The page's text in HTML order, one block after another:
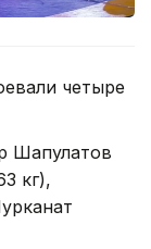
четыре
Шапулатов
кг),